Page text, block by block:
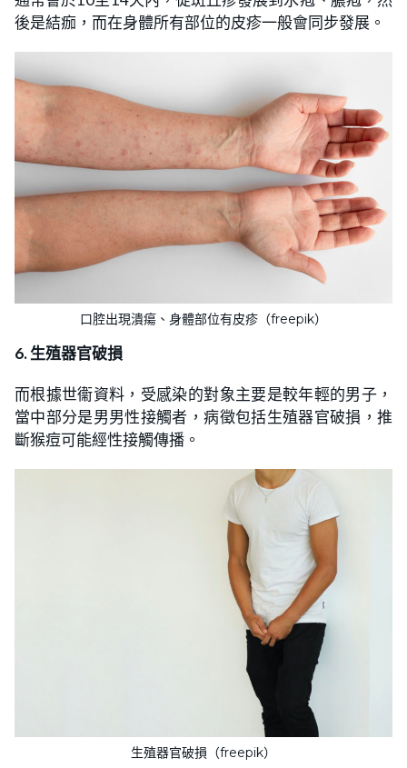
後是結痂，而在身體所有部位的皮疹一般會同步發展。
口腔出現潰瘍、身體部位有皮疹（freepik）
6. 生殖器官破損
而根據世衞資料，受感染的對象主要是較年輕的男子，
當中部分是男男性接觸者，病徵包括生殖器官破損，推
斷猴痘可能經性接觸傳播。
生殖器官破損（freepik）